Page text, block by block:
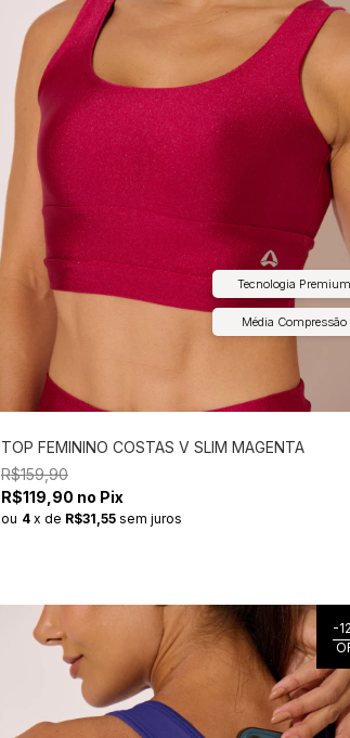
Média Compressão
Tecnologia Premium
TOP FEMININO COSTAS V SLIM MAGENTA
R$159,90
R$119,90 no Pix
ou 4 x de R$31,55 sem juros
-12